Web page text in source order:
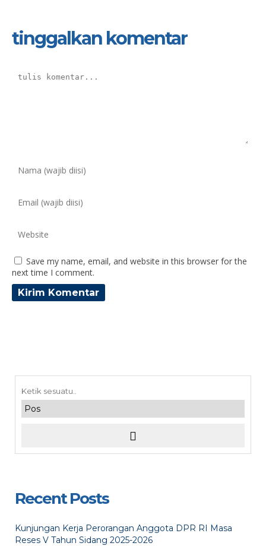
tinggalkan komentar
Save my name, email, and website in this browser for the
next time I comment.
Recent Posts
Kunjungan Kerja Perorangan Anggota DPR RI Masa
Reses V Tahun Sidang 2025-2026